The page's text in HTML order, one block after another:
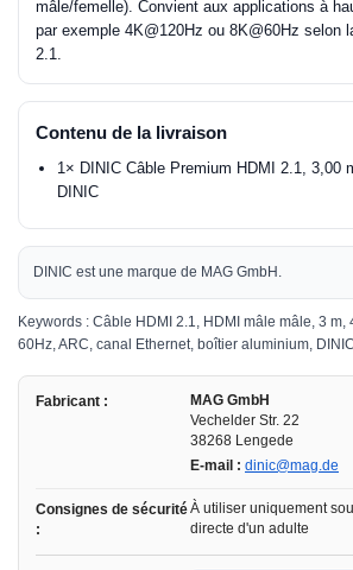
mâle/femelle). Convient aux applications à
par exemple 4K@120Hz ou 8K@60Hz selon
2.1.
Contenu de la livraison
1× DINIC Câble Premium HDMI 2.1, 3,00
DINIC
DINIC est une marque de MAG GmbH.
Keywords : Câble HDMI 2.1, HDMI mâle mâle, 3 m,
60Hz, ARC, canal Ethernet, boîtier aluminium, DINIC
Fabricant :
MAG GmbH
Vechelder Str. 22
38268 Lengede
E-mail : dinic@mag.de
Consignes de sécurité
:
À utiliser uniquement
directe d'un adulte